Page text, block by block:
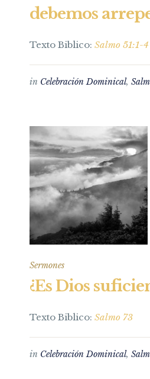
debemos
Texto Biblico: Salmo 51:1-4
in Celebración Dominical,
Sermones
¿Es Dios
Texto Biblico: Salmo 73
in Celebración Dominical,